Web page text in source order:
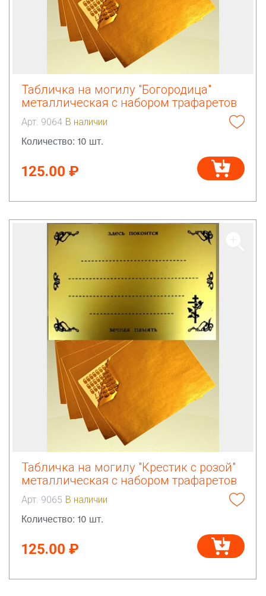
Табличка на могилу "Богородица"
металлическая с набором трафаретов
Арт. 9064 В наличии
Количество: 10 шт.
125.00 ₽
Табличка на могилу "Крестик с розой"
металлическая с набором трафаретов
Арт. 9065 В наличии
Количество: 10 шт.
125.00 ₽